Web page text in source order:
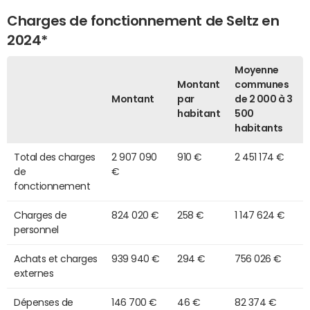
Charges de fonctionnement de Seltz en
2024*
Montant
Montant
par
habitant
Moyenne
communes
de 2 000 à 3
500
habitants
Total des charges
de
fonctionnement
2 907 090
€
910 € 2 451 174 €
Charges de
personnel
824 020 € 258 € 1 147 624 €
Achats et charges
externes
939 940 € 294 € 756 026 €
Dépenses de 146 700 € 46 € 82 374 €